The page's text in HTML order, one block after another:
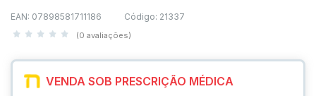
EAN: 07898581711186 Código: 21337
(0 avaliações)
VENDA SOB PRESCRIÇÃO MÉDICA